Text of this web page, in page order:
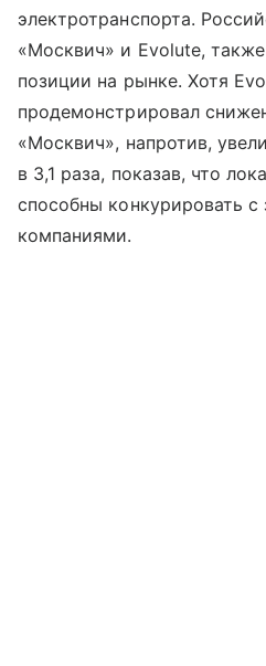
электротранспорта.
«Москвич» и Evolute,
позиции на рынке. Хотя
продемонстрировал
«Москвич», напротив,
в 3,1 раза, показав, что
способны конкурировать
компаниями.